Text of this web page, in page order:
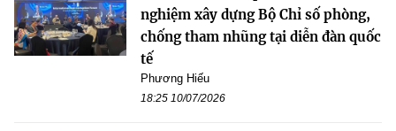
nghiệm xây dựng Bộ Chỉ số phòng,
chống tham nhũng tại diễn đàn quốc
tế
Phương Hiếu
18:25 10/07/2026